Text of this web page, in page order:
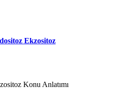
Ekzositoz
Konu Anlatımı